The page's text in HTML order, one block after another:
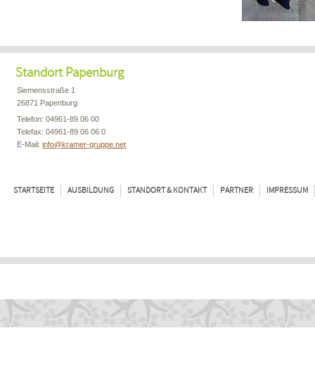
Standort Papenburg
Siemensstraße 1
26871 Papenburg
Telefon: 04961-89 06 00
Telefax: 04961-89 06 06 0
E-Mail:info@kramer-gruppe.net
STARTSEITE AUSBILDUNG STANDORT & KONTAKT PARTNER IMPRESSUM